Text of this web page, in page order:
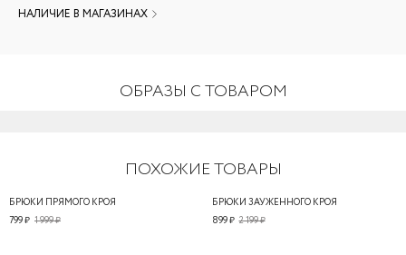
НАЛИЧИЕ В МАГАЗИНАХ
ОБРАЗЫ С ТОВАРОМ
ПОХОЖИЕ ТОВАРЫ
БРЮКИ ПРЯМОГО КРОЯ
1 999 ₽
799 ₽
БРЮКИ ЗАУЖЕННОГО КРОЯ
2 199 ₽
899 ₽